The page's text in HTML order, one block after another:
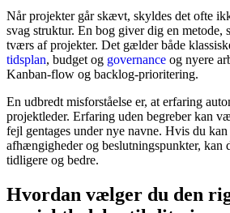
Når projekter går skævt, skyldes det ofte
svag struktur. En bog giver dig en metode,
tværs af projekter. Det gælder både
tidsplan, budget og governance og nyere
Kanban-flow og backlog-prioritering.
En udbredt misforståelse er, at erfaring
projektleder. Erfaring uden begreber kan
fejl gentages under nye navne. Hvis du
afhængigheder og beslutningspunkter, kan
tidligere og bedre.
Hvordan vælger du den